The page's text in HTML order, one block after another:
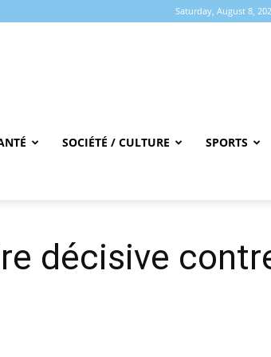
Saturday, August 8,
SOCIÉTÉ / CULTURE SPORTS
décisive